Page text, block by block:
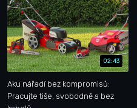
02:43
Aku nářadí bez kompromisů:
Pracujte tiše, svobodně a bez